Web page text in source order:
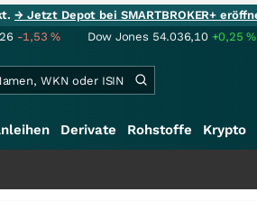
→ Jetzt Depot bei SMARTBROKER+
-1,53% Dow Jones 54.036,10 +0,25%
Derivate Rohstoffe Krypto